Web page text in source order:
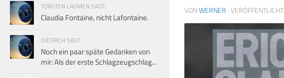
VONWERNER · VERÖFFENTLICHT
TORSTEN LAUMEN SAGT:
Claudia Fontaine, nicht Lafontaine.
DIETRICH SAGT:
Noch ein paar späte Gedanken von
mir: Als der erste Schlagzeugschlag...